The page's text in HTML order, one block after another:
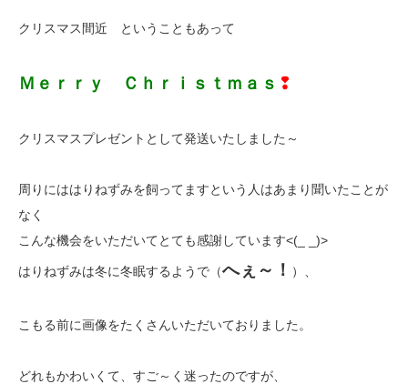
クリスマス間近 ということもあって
Ｍｅｒｒｙ Ｃｈｒｉｓｔｍａｓ ❢
クリスマスプレゼントとして発送いたしました～
周りにははりねずみを飼ってますという人はあまり聞いたことが
なく
こんな機会をいただいてとても感謝しています<(_ _)>
はりねずみは冬に冬眠するようで（へぇ～！ ）、
こもる前に画像をたくさんいただいておりました。
どれもかわいくて、すご～く迷ったのですが、